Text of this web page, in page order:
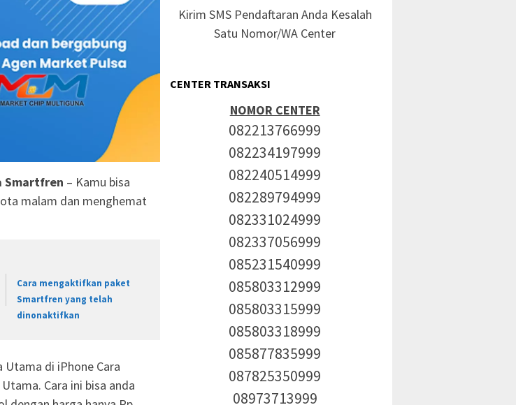
Smartfren – Kamu bisa
malam dan menghemat
Cara mengaktifkan paket
Smartfren yang telah
dinonaktifkan
di iPhone Cara
Cara ini bisa anda
Kirim SMS Pendaftaran Anda Kesalah
Satu Nomor/WA Center
CENTER TRANSAKSI
NOMOR CENTER
082213766999
082234197999
082240514999
082289794999
082331024999
082337056999
085231540999
085803312999
085803315999
085803318999
085877835999
087825350999
08973713999